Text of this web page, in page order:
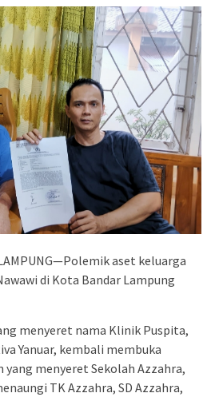
aset keluarga
di Kota Bandar Lampung
menyeret nama Klinik Puspita,
Yanuar, kembali membuka
yang menyeret Sekolah Azzahra,
TK Azzahra, SD Azzahra,